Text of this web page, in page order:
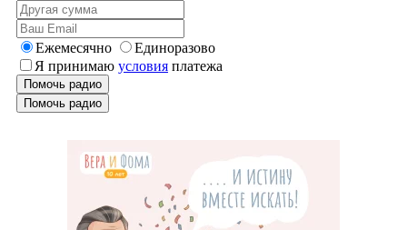
Ежемесячно
Единоразово
Я принимаю условия платежа
Помочь радио
Помочь радио